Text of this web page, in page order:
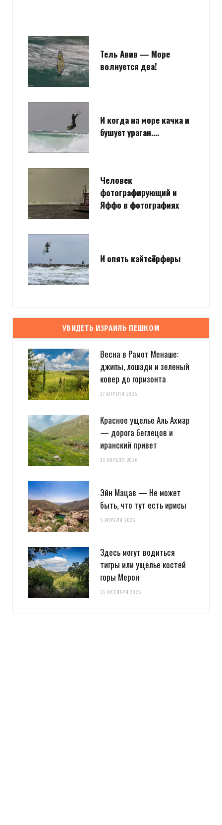
Тель Авив — Море
волнуется два!
И когда на море качка и
бушует ураган….
Человек
фотографирующий и
Яффо в фотографиях
И опять кайтсёрферы
УВИДЕТЬ ИЗРАИЛЬ ПЕШКОМ
Весна в Рамот Менаше:
джипы, лошади и зеленый
ковер до горизонта
27 АПРЕЛЯ 2026
Красное ущелье Аль Ахмар
— дорога беглецов и
иранский привет
13 АПРЕЛЯ 2026
Эйн Мацав — Не может
быть, что тут есть ирисы
5 АПРЕЛЯ 2026
Здесь могут водиться
тигры или ущелье костей
горы Мерон
23 ОКТЯБРЯ 2025